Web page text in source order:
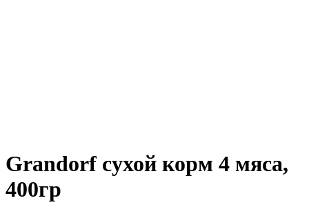
Grandorf сухой корм 4 мяса,
400гр